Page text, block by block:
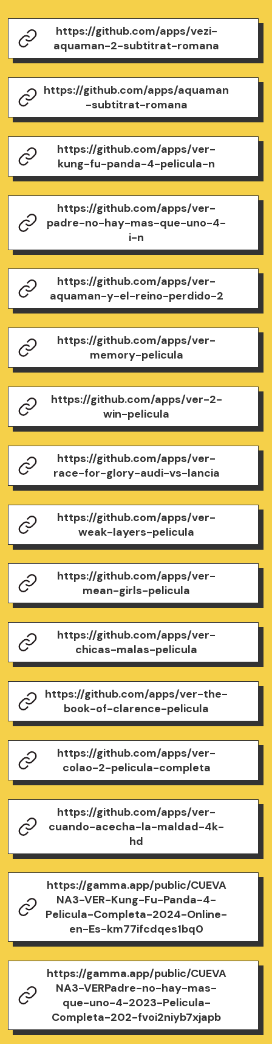
https://github.com/apps/vezi-
aquaman-2-subtitrat-romana
https://github.com/apps/aquaman
-subtitrat-romana
https://github.com/apps/ver-
kung-fu-panda-4-pelicula-n
https://github.com/apps/ver-
padre-no-hay-mas-que-uno-4-
i-n
https://github.com/apps/ver-
aquaman-y-el-reino-perdido-2
https://github.com/apps/ver-
memory-pelicula
https://github.com/apps/ver-2-
win-pelicula
https://github.com/apps/ver-
race-for-glory-audi-vs-lancia
https://github.com/apps/ver-
weak-layers-pelicula
https://github.com/apps/ver-
mean-girls-pelicula
https://github.com/apps/ver-
chicas-malas-pelicula
https://github.com/apps/ver-the-
book-of-clarence-pelicula
https://github.com/apps/ver-
colao-2-pelicula-completa
https://github.com/apps/ver-
cuando-acecha-la-maldad-4k-
hd
https://gamma.app/public/CUEVA
NA3-VER-Kung-Fu-Panda-4-
Pelicula-Completa-2024-Online-
en-Es-km77ifcdqes1bq0
https://gamma.app/public/CUEVA
NA3-VERPadre-no-hay-mas-
que-uno-4-2023-Pelicula-
Completa-202-fvoi2niyb7xjapb